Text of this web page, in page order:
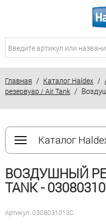
Главная / Каталог Haldex /
резервуар / Air Tank /
Каталог
ВОЗДУШНЫЙ
TANK -
Артикул: 0308031013C